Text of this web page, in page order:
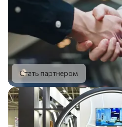
Стать партнером